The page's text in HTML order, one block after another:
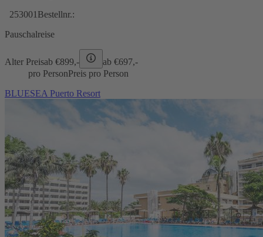
253001 Bestellnr.:
Pauschalreise
Alter Preisab €899,- ab €697,-
pro PersonPreis pro Person
BLUESEA Puerto Resort